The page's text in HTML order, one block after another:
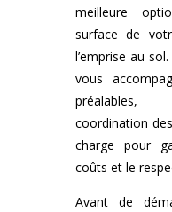
meilleure
surface de
l’emprise au sol.
vous
préalables,
coordination
charge pour
coûts et le
Avant de